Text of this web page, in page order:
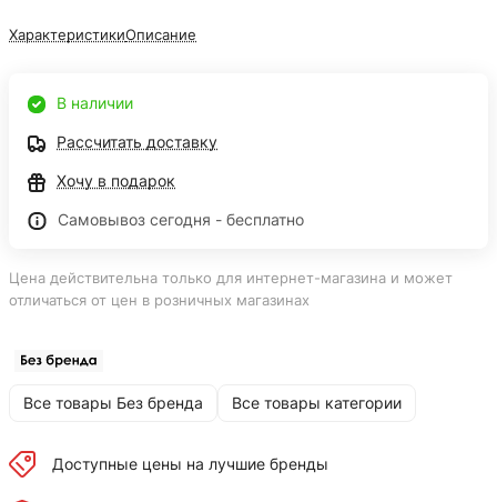
ХарактеристикиОписание
В наличии
Рассчитать доставку
Хочу в подарок
Самовывоз сегодня - бесплатно
Цена действительна только для интернет-магазина и может
отличаться от цен в розничных магазинах
Все товары Без бренда Все товары категории
Доступные цены на лучшие бренды